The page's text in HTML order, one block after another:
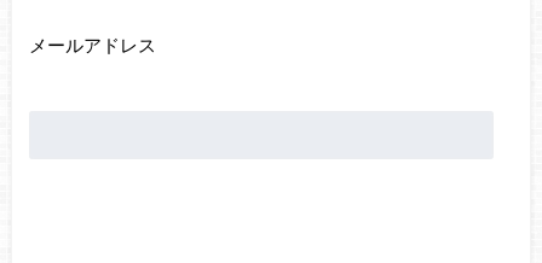
メールアドレス